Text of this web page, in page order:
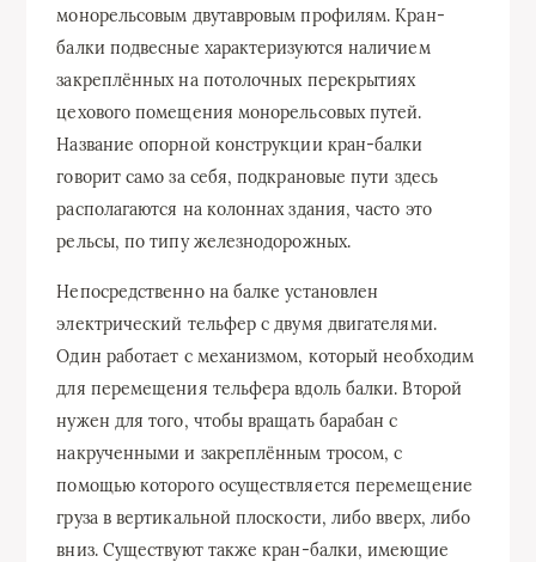
монорельсовым двутавровым профилям. Кран-
балки подвесные характеризуются наличием
закреплённых на потолочных перекрытиях
цехового помещения монорельсовых путей.
Название опорной конструкции кран-балки
говорит само за себя, подкрановые пути здесь
располагаются на колоннах здания, часто это
рельсы, по типу железнодорожных.
Непосредственно на балке установлен
электрический тельфер с двумя двигателями.
Один работает с механизмом, который необходим
для перемещения тельфера вдоль балки. Второй
нужен для того, чтобы вращать барабан с
накрученными и закреплённым тросом, с
помощью которого осуществляется перемещение
груза в вертикальной плоскости, либо вверх, либо
вниз. Существуют также кран-балки, имеющие